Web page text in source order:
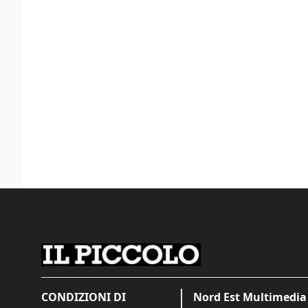
CONDIZIONI DI
Nord Est Multimedia